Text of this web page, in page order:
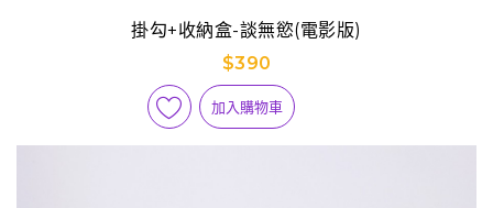
掛勾+收納盒-談無慾(電影版)
$390
加入購物車